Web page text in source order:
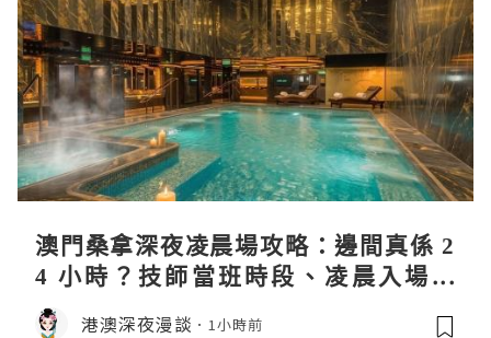
澳門桑拿深夜凌晨場攻略：邊間真係 2
4 小時？技師當班時段、凌晨入場流
程、過夜安排一次過講清
港澳深夜漫談 1小時前